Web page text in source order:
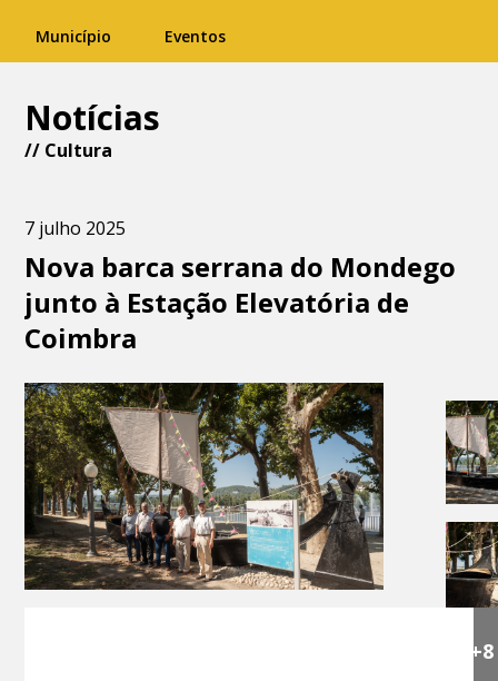
Município Eventos
Notícias
// Cultura
7 julho 2025
Nova barca serrana do Mondego
junto à Estação Elevatória de
Coimbra
+8